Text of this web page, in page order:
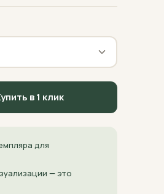
в 1 клик
для
— это